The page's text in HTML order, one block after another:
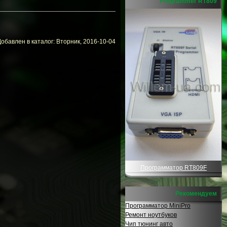
в каталог: Вторник, 2016-10-04
Программатор RT809F
Рекомендуем
Программатор MiniPro
Ремонт ноутбуков
Чип тюнинг авто